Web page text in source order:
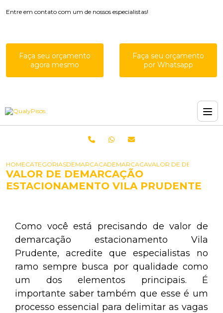
Entre em contato com um de nossos especialistas!
Faça seu orçamento
agora mesmo
Faça seu orçamento
por Whatsapp
HOMECATEGORIASDEMARCACAO PARA ESTACIONAMENTOS
DEMARCACAO DE VAGAS DE
VALOR DE
VALOR DE DEMARCAÇÃO
ESTACIONAMENTO VILA PRUDENTE
Como você está precisando de valor de
demarcação estacionamento Vila
Prudente, acredite que especialistas no
ramo sempre busca por qualidade como
um dos elementos principais. É
importante saber também que esse é um
processo essencial para delimitar as vagas